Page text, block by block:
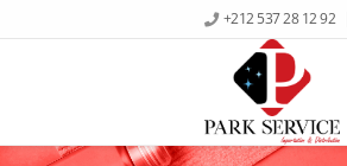
+212 537 28 12 92